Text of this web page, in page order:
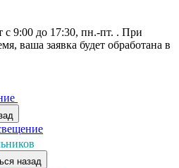
9:00 до 17:30, пн.-пт. . При
ваша заявка будет обработана в
назад